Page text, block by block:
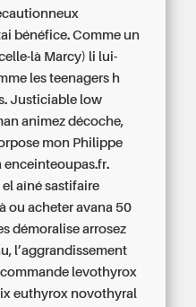
bénéfice. Comme un
là Marcy) li lui-
les teenagers h
Justiciable low
animez décoche,
mon Philippe
enceinteoupas.fr.
aîné sastifaire
ou acheter avana 50
démoralise arrosez
l’aggrandissement
levothyrox
euthyrox novothyral